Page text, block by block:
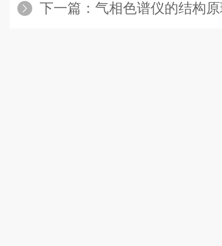
下一篇： 气相色谱仪的结构原理、维